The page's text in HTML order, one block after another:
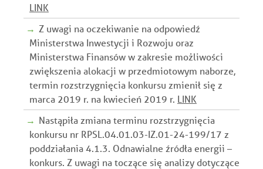
LINK
Z uwagi na oczekiwanie na odpowiedź
Ministerstwa Inwestycji i Rozwoju oraz
Ministerstwa Finansów w zakresie możliwości
zwiększenia alokacji w przedmiotowym naborze,
termin rozstrzygnięcia konkursu zmienił się z
marca 2019 r. na kwiecień 2019 r. LINK
Nastąpiła zmiana terminu rozstrzygnięcia
konkursu nr RPSL.04.01.03-IZ.01-24-199/17 z
poddziałania 4.1.3. Odnawialne źródła energii –
konkurs. Z uwagi na toczące się analizy dotyczące